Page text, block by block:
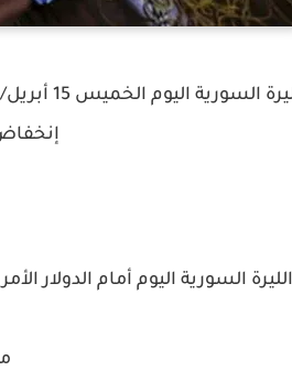
السورية اليوم أمام الدولار